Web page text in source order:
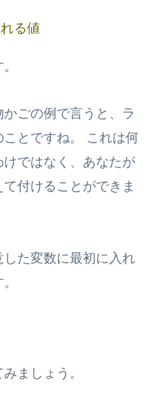
る値
かごの例で言うと、ラ
とですね。 これは何
ではなく、あなたが
付けることができま
した変数に最初に入れ
ましょう。